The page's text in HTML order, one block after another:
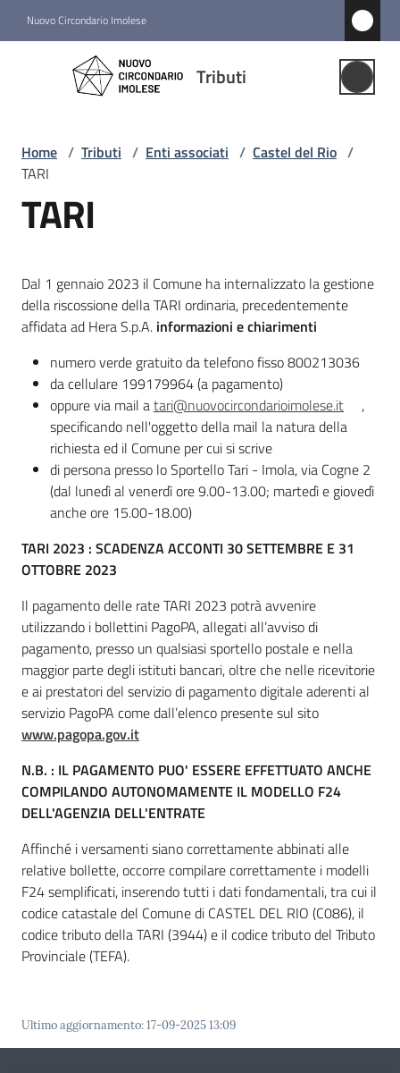
Nuovo Circondario Imolese
Tributi
Tributi
Gestione
Notizie
Comuni
Struttura
funzioni
Argomenti
Amministrazione
Novità
Servizi
Vivere il
Circondario
Home / Tributi / Enti associati / Castel del Rio /
TARI
TARI
Dal 1 gennaio 2023 il Comune ha internalizzato la gestione
della riscossione della TARI ordinaria, precedentemente
affidata ad Hera S.p.A. informazioni e chiarimenti
numero verde gratuito da telefono fisso 800213036
da cellulare 199179964 (a pagamento)
oppure via mail atari@nuovocircondarioimolese.it
,
specificando nell'oggetto della mail la natura della
richiesta ed il Comune per cui si scrive
di persona presso lo Sportello Tari - Imola, via Cogne 2
(dal lunedì al venerdì ore 9.00-13.00; martedì e giovedì
anche ore 15.00-18.00)
TARI 2023 : SCADENZA ACCONTI 30 SETTEMBRE E 31
OTTOBRE 2023
Il pagamento delle rate TARI 2023 potrà avvenire
utilizzando i bollettini PagoPA, allegati all’avviso di
pagamento, presso un qualsiasi sportello postale e nella
maggior parte degli istituti bancari, oltre che nelle ricevitorie
e ai prestatori del servizio di pagamento digitale aderenti al
servizio PagoPA come dall’elenco presente sul sito
www.pagopa.gov.it
N.B. : IL PAGAMENTO PUO' ESSERE EFFETTUATO ANCHE
COMPILANDO AUTONOMAMENTE IL MODELLO F24
DELL'AGENZIA DELL'ENTRATE
Affinché i versamenti siano correttamente abbinati alle
relative bollette, occorre compilare correttamente i modelli
F24 semplificati, inserendo tutti i dati fondamentali, tra cui il
codice catastale del Comune di CASTEL DEL RIO (C086), il
codice tributo della TARI (3944) e il codice tributo del Tributo
Provinciale (TEFA).
Ultimo aggiornamento:17-09-2025 13:09